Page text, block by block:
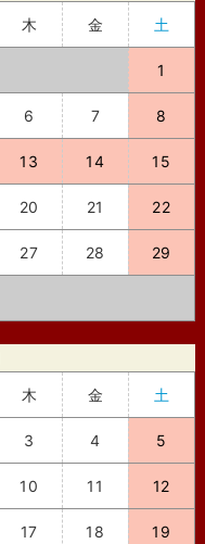
木 金 土
1
6 7 8
13 14 15
20 21 22
27 28 29
木 金 土
3 4 5
10 11 12
17 18 19